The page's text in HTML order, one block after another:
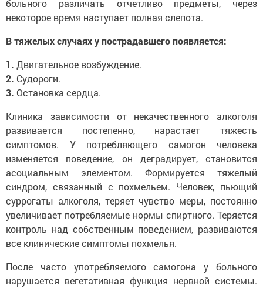
больного различать отчетливо предметы, через
некоторое время наступает полная слепота.
В тяжелых случаях у пострадавшего появляется:
1. Двигательное возбуждение.
2. Судороги.
3. Остановка сердца.
Клиника зависимости от некачественного алкоголя
развивается постепенно, нарастает тяжесть
симптомов. У потребляющего самогон человека
изменяется поведение, он деградирует, становится
асоциальным элементом. Формируется тяжелый
синдром, связанный с похмельем. Человек, пьющий
суррогаты алкоголя, теряет чувство меры, постоянно
увеличивает потребляемые нормы спиртного. Теряется
контроль над собственным поведением, развиваются
все клинические симптомы похмелья.
После часто употребляемого самогона у больного
нарушается вегетативная функция нервной системы.